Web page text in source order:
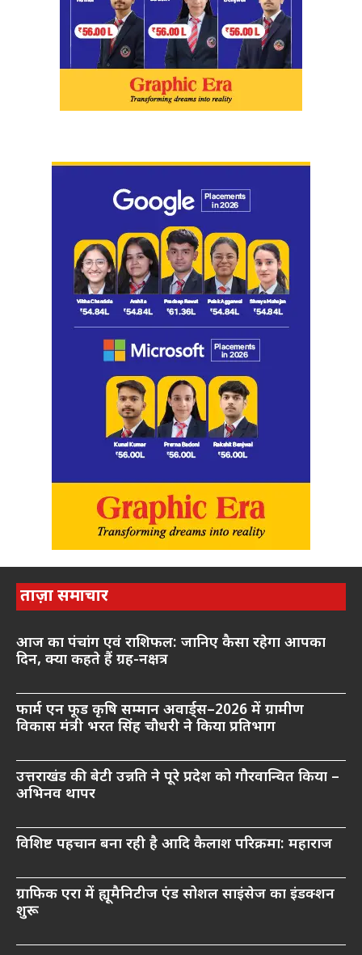
ताज़ा समाचार
आज का पंचांग एवं राशिफल: जानिए कैसा रहेगा आपका
दिन, क्या कहते हैं ग्रह-नक्षत्र
फार्म एन फूड कृषि सम्मान अवार्ड्स–2026 में ग्रामीण
विकास मंत्री भरत सिंह चौधरी ने किया प्रतिभाग
उत्तराखंड की बेटी उन्नति ने पूरे प्रदेश को गौरवान्वित किया –
अभिनव थापर
विशिष्ट पहचान बना रही है आदि कैलाश परिक्रमा: महाराज
ग्राफिक एरा में ह्यूमैनिटीज एंड सोशल साइंसेज का इंडक्शन
शुरू